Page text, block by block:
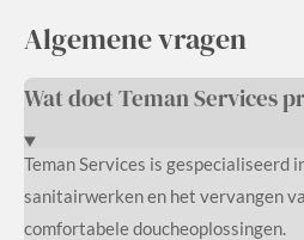
Algemene vragen
Wat doet Teman Services
Teman Services is gespecialiseerd
sanitairwerken en het vervangen
comfortabele doucheoplossingen.